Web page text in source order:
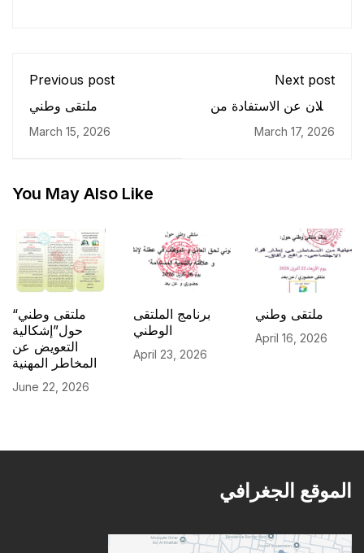
Previous post
ملتقى وطني
March 15, 2026
Next post
إعلان عن الاستفادة من
في الإنجليزية
March 17, 2026
You May Also Like
“ملتقى وطني
حول”إشكالية
التعويض عن
المخاطر المهنية
June 22, 2026
برنامج الملتقى
الوطني
April 23, 2026
ملتقى وطني
April 16, 2026
الموقع الجغرافي